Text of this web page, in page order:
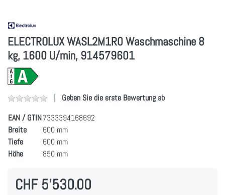
ELECTROLUX WASL2M1R0 Waschmaschine 8
kg, 1600 U/min, 914579601
Geben Sie die erste Bewertung ab
EAN / GTIN7333394168692
Breite
600 mm
Tiefe
600 mm
Höhe
850 mm
CHF 5'530.00